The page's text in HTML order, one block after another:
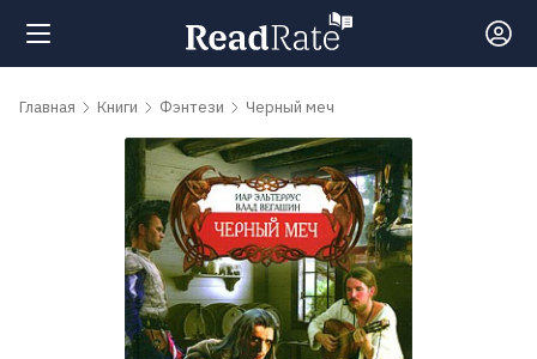
Поиск
Рейтинги
Главная Книги Фэнтези Черный меч